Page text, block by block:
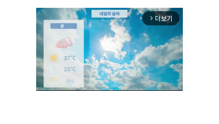
arrow_forward_ios 더보기